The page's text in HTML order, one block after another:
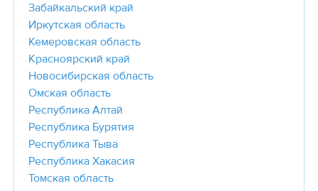
Забайкальский край
Иркутская область
Кемеровская область
Красноярский край
Новосибирская область
Омская область
Республика Алтай
Республика Бурятия
Республика Тыва
Республика Хакасия
Томская область